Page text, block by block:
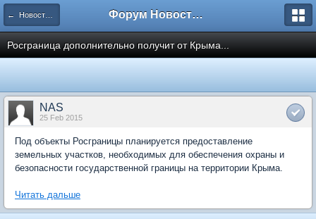
← Новости рынка недвижимости Форум Новостройки
Росграница дополнительно получит от Крыма...
NAS
25 Feb 2015
Под объекты Росграницы планируется предоставление
земельных участков, необходимых для обеспечения охраны и
безопасности государственной границы на территории Крыма.
Читать дальше